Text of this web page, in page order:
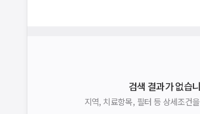
검색 결과가 없습
지역, 치료항목, 필터 등 상세조건